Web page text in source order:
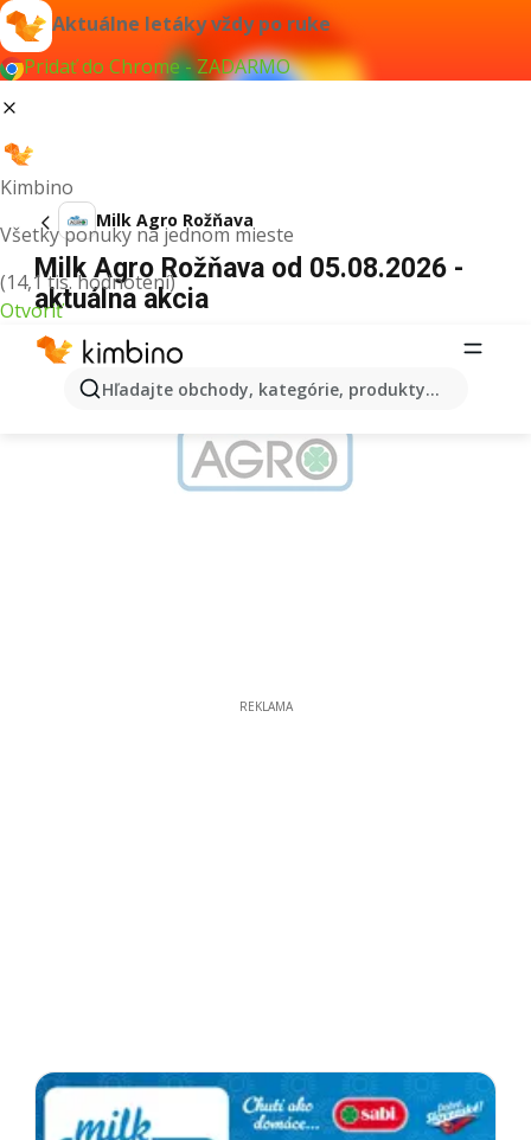
Aktuálne letáky vždy po ruke
Pridať do Chrome - ZADARMO
Kimbino
Všetky ponuky na jednom mieste
(14,1 tis. hodnotení)
Otvoriť
Hľadajte obchody, kategórie, produkty...
Milk Agro Rožňava
Milk Agro Rožňava od 05.08.2026 -
aktuálna akcia
REKLAMA